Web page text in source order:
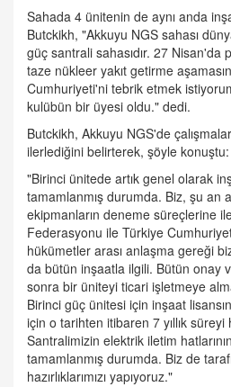
Sahada 4 ünitenin de aynı anda
Butckikh, "Akkuyu NGS sahası
güç santrali sahasıdır. 27 Nisan'da
taze nükleer yakıt getirme
Cumhuriyeti'ni tebrik etmek
kulübün bir üyesi oldu." dedi.
Butckikh, Akkuyu NGS'de
ilerlediğini belirterek, şöyle konuştu:
"Birinci ünitede artık genel olarak
tamamlanmış durumda. Biz, şu an
ekipmanların deneme süreçlerine
Federasyonu ile Türkiye
hükümetler arası anlaşma gereği
da bütün inşaatla ilgili. Bütün onay
sonra bir üniteyi ticari işletmeye
Birinci güç ünitesi için inşaat
için o tarihten itibaren 7 yıllık süreyi
Santralimizin elektrik iletim
tamamlanmış durumda. Biz de
hazırlıklarımızı yapıyoruz."